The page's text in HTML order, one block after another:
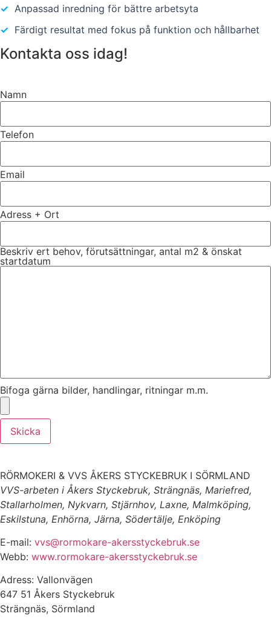
✓ Anpassad inredning för bättre arbetsyta
✓ Färdigt resultat med fokus på funktion och hållbarhet
Kontakta oss idag!
Namn
Telefon
Email
Adress + Ort
Beskriv ert behov, förutsättningar, antal m2 & önskat
startdatum
Bifoga gärna bilder, handlingar, ritningar m.m.
Skicka
RÖRMOKERI & VVS ÅKERS STYCKEBRUK I SÖRMLAND
VVS-arbeten i Åkers Styckebruk, Strängnäs, Mariefred,
Stallarholmen, Nykvarn, Stjärnhov, Laxne, Malmköping,
Eskilstuna, Enhörna, Järna, Södertälje, Enköping
E-mail: vvs@rormokare-akersstyckebruk.se
Webb: www.rormokare-akersstyckebruk.se
Adress: Vallonvägen
647 51 Åkers Styckebruk
Strängnäs, Sörmland